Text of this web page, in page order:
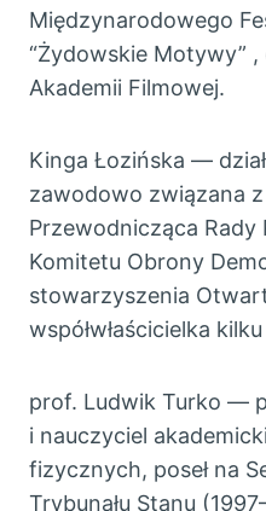
Międzynarodowego
“Żydowskie Motywy” ,
Akademii Filmowej.
Kinga Łozińska —
zawodowo związana
Przewodnicząca Rady
Komitetu Obrony
stowarzyszenia
współwłaścicielka
prof. Ludwik Turko —
i nauczyciel
fizycznych, poseł na
Trybunału Stanu